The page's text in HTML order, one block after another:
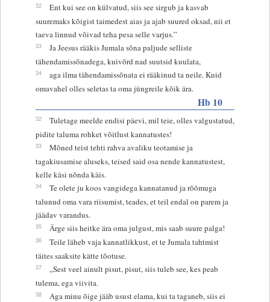
32
Ent kui see on külvatud, siis see sirgub ja kasvab
suuremaks kõigist taimedest aias ja ajab suured oksad, nii et
taeva linnud võivad teha pesa selle varjus.”
33
Ja Jeesus rääkis Jumala sõna paljude selliste
tähendamissõnadega, kuivõrd nad suutsid kuulata,
34
aga ilma tähendamissõnata ei rääkinud ta neile. Kuid
omavahel olles seletas ta oma jüngreile kõik ära.
Hb 10
32
Tuletage meelde endisi päevi, mil teie, olles valgustatud,
pidite taluma rohket võitlust kannatustes!
33
Mõned teist tehti rahva avaliku teotamise ja
tagakiusamise aluseks, teised said osa nende kannatustest,
kelle käsi nõnda käis.
34
Te olete ju koos vangidega kannatanud ja rõõmuga
talunud oma vara riisumist, teades, et teil endal on parem ja
jäädav varandus.
35 Ärge siis heitke ära oma julgust, mis saab suure palga!
36
Teile läheb vaja kannatlikkust, et te Jumala tahtmist
täites saaksite kätte tõotuse.
37
„Sest veel ainult pisut, pisut, siis tuleb see, kes peab
tulema, ega viivita.
38
Aga minu õige jääb usust elama, kui ta taganeb, siis ei